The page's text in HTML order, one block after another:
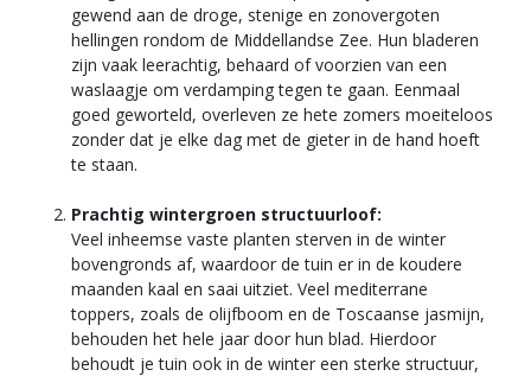
gewend aan de droge, stenige en zonovergoten
hellingen rondom de Middellandse Zee. Hun bladeren
zijn vaak leerachtig, behaard of voorzien van een
waslaagje om verdamping tegen te gaan. Eenmaal
goed geworteld, overleven ze hete zomers moeiteloos
zonder dat je elke dag met de gieter in de hand hoeft
te staan.
Prachtig wintergroen structuurloof:
Veel inheemse vaste planten sterven in de winter
bovengronds af, waardoor de tuin er in de koudere
maanden kaal en saai uitziet. Veel mediterrane
toppers, zoals de olijfboom en de Toscaanse jasmijn,
behouden het hele jaar door hun blad. Hierdoor
behoudt je tuin ook in de winter een sterke structuur,